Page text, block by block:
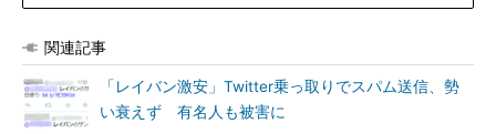
関連記事
「レイバン激安」Twitter乗っ取りでスパム送信、勢
い衰えず 有名人も被害に